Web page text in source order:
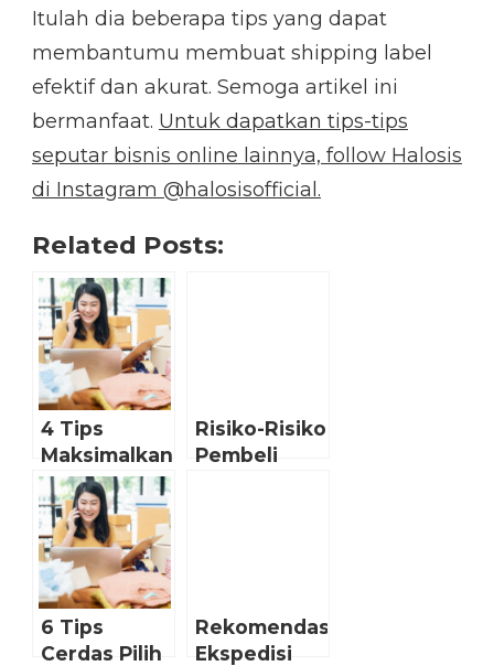
Itulah dia beberapa tips yang dapat
membantumu membuat shipping label
efektif dan akurat. Semoga artikel ini
bermanfaat. Untuk dapatkan tips-tips
seputar bisnis online lainnya, follow Halosis
di Instagram @halosisofficial.
Related Posts:
4 Tips
Maksimalkan
Pengiriman
Barang Toko
Online-mu
Risiko-Risiko
Pembeli
Dilakukan
Penjual.
6 Tips
Cerdas Pilih
Rekomendasi
Ekspedisi